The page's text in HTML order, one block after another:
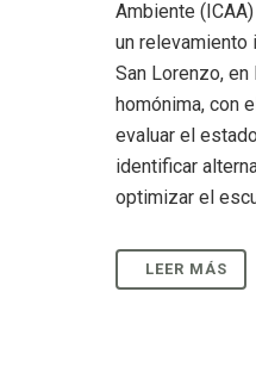
Ambiente
un relevamiento
San Lorenzo,
homónima, con
evaluar el
identificar
optimizar el